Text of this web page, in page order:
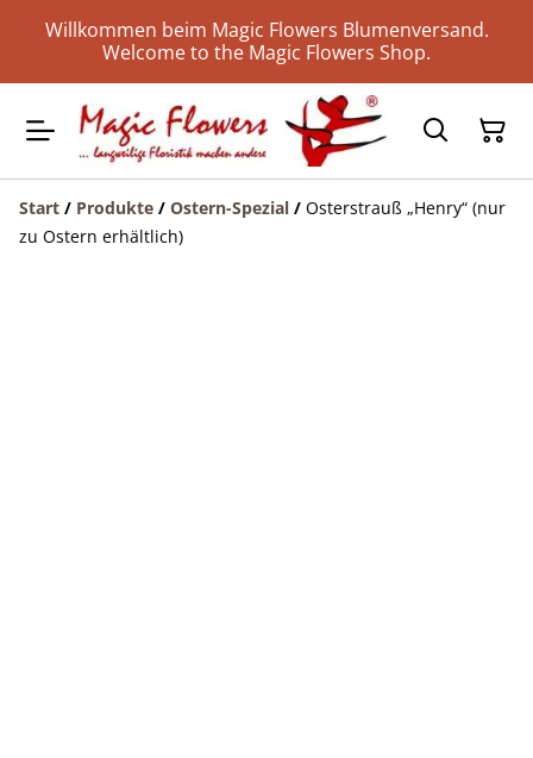
Willkommen beim Magic Flowers Blumenversand.
Welcome to the Magic Flowers Shop.
Start / Produkte / Ostern-Spezial / Osterstrauß „Henry“ (nur
zu Ostern erhältlich)